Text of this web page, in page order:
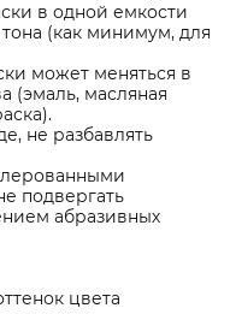
в одной емкости
(как минимум, для
может меняться в
(эмаль, масляная
не разбавлять
подвергать
абразивных
цвета